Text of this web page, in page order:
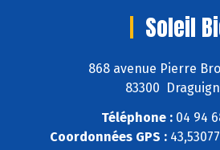
Soleil
868 avenue Pierre
83300
Téléphone :04 94
Coordonnées GPS :